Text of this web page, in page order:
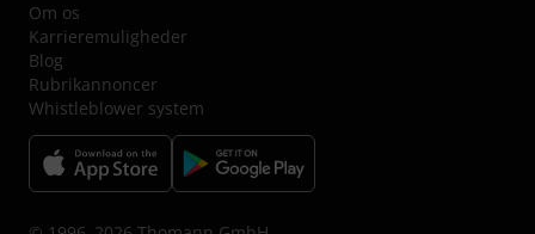
Om os
Karrieremuligheder
Blog
Rubrikannoncer
Whistleblower system